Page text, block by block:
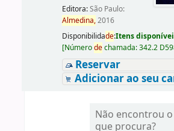
Editora:São Paulo:
Almedina,2016
Disponibilidade:Itens
[Númerodechamada:342.2
Reservar
Adicionar ao seu
Não encontrou o
que procura?